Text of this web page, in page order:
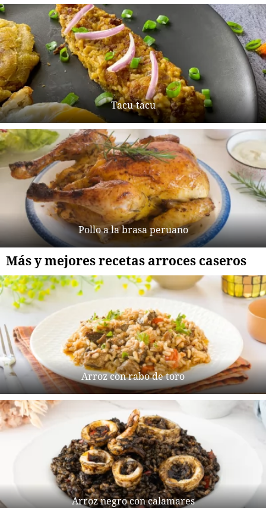
Tacu-tacu
Pollo a la brasa peruano
Más y mejores recetas arroces caseros
Arroz con rabo de toro
Arroz negro con calamares